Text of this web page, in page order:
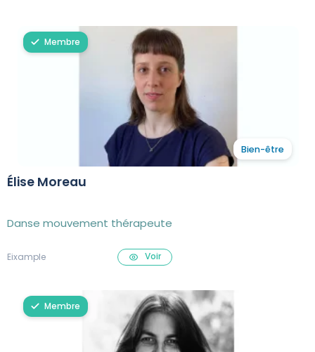
Membre
Bien-être
Élise Moreau
Danse mouvement thérapeute
Eixample Voir
Membre